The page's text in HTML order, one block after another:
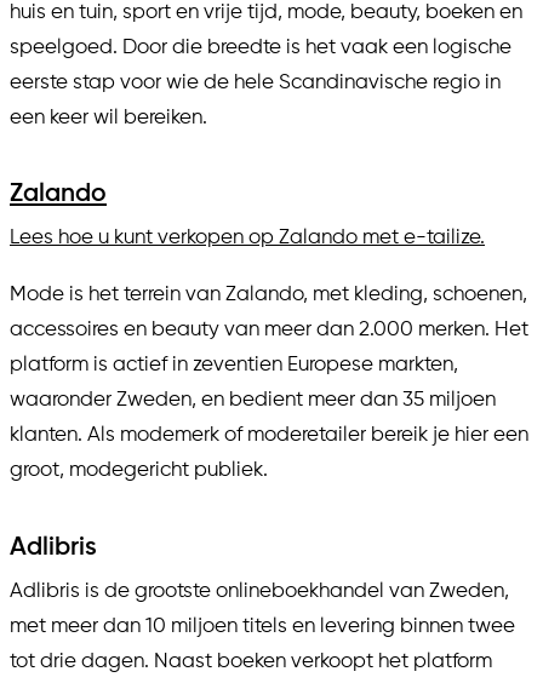
huis en tuin, sport en vrije tijd, mode, beauty, boeken en
speelgoed. Door die breedte is het vaak een logische
eerste stap voor wie de hele Scandinavische regio in
een keer wil bereiken.
Zalando
Lees hoe u kunt verkopen op Zalando met e-tailize.
Mode is het terrein van Zalando, met kleding, schoenen,
accessoires en beauty van meer dan 2.000 merken. Het
platform is actief in zeventien Europese markten,
waaronder Zweden, en bedient meer dan 35 miljoen
klanten. Als modemerk of moderetailer bereik je hier een
groot, modegericht publiek.
Adlibris
Adlibris is de grootste onlineboekhandel van Zweden,
met meer dan 10 miljoen titels en levering binnen twee
tot drie dagen. Naast boeken verkoopt het platform